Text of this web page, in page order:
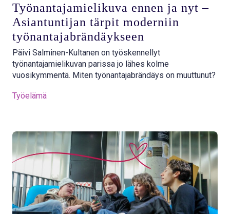
Työnantajamielikuva ennen ja nyt –
Asiantuntijan tärpit moderniin
työnantajabrändäykseen
Päivi Salminen-Kultanen on työskennellyt
työnantajamielikuvan parissa jo lähes kolme
vuosikymmentä. Miten työnantajabrändäys on muuttunut?
Työelämä